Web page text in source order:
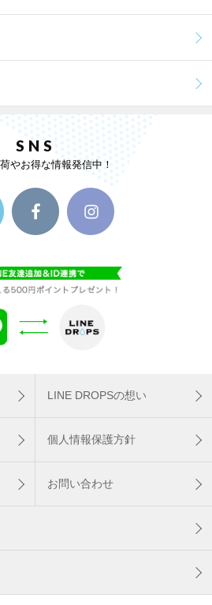
SNS
やお得な情報発信中！
LINE DROPSの想い
個人情報保護方針
お問い合わせ